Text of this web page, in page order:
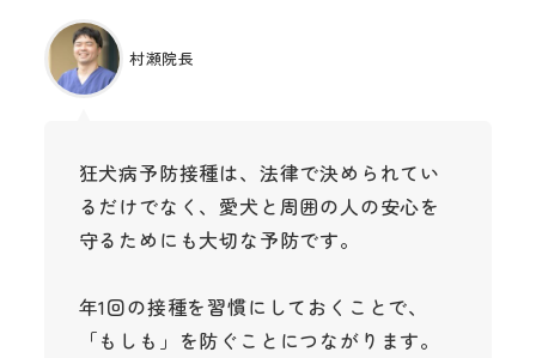
村瀬院長
狂犬病予防接種は、法律で決められてい
るだけでなく、愛犬と周囲の人の安心を
守るためにも大切な予防です。
年1回の接種を習慣にしておくことで、
「もしも」を防ぐことにつながります。